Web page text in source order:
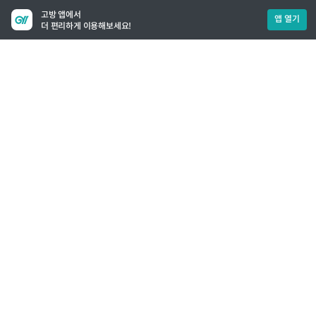
고방 앱에서
더 편리하게 이용해보세요!
앱 열기